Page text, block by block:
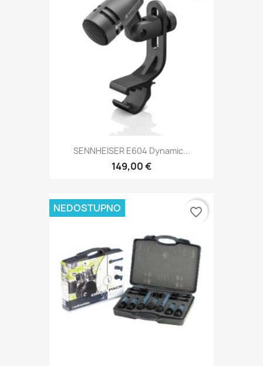
SENNHEISER E604 Dynamic...
149,00 €
NEDOSTUPNO favorite_border